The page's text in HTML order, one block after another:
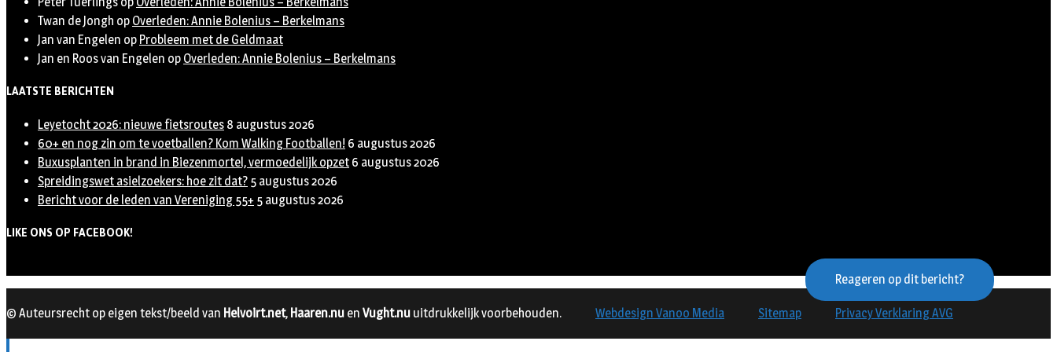
Twan de Jongh op Overleden: Annie Bolenius – Berkelmans
Jan van Engelen op Probleem met de Geldmaat
Jan en Roos van Engelen op Overleden: Annie Bolenius – Berkelmans
LAATSTE BERICHTEN
Leyetocht 2026: nieuwe fietsroutes 8 augustus 2026
60+ en nog zin om te voetballen? Kom Walking Footballen! 6 augustus 2026
Buxusplanten in brand in Biezenmortel, vermoedelijk opzet 6 augustus 2026
Spreidingswet asielzoekers: hoe zit dat? 5 augustus 2026
Bericht voor de leden van Vereniging 55+ 5 augustus 2026
LIKE ONS OP FACEBOOK!
Reageren op dit bericht?
© Auteursrecht op eigen tekst/beeld van Helvoirt.net, Haaren.nu en Vught.nu uitdrukkelijk voorbehouden. Webdesign Vanoo Media Sitemap Privacy Verklaring AVG